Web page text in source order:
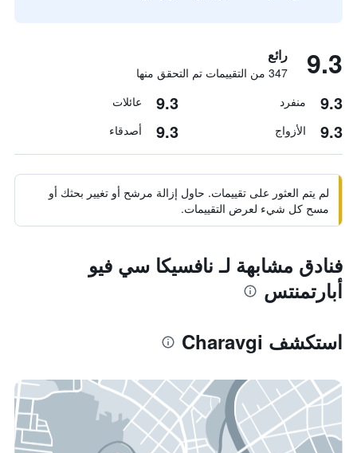
9.3 رائع
347 من التقييمات تم التحقق منها
9.3 منفرد 9.3 عائلات
9.3 الأزواج 9.3 أصدقاء
لم يتم العثور على تقييمات. حاول إزالة مرشح أو تغيير بحثك أو
مسح كل شيء لعرض التقييمات.
فنادق مشابهة لـ نافسيكا سي فيو
أبارتمنتس
استكشف Charavgi